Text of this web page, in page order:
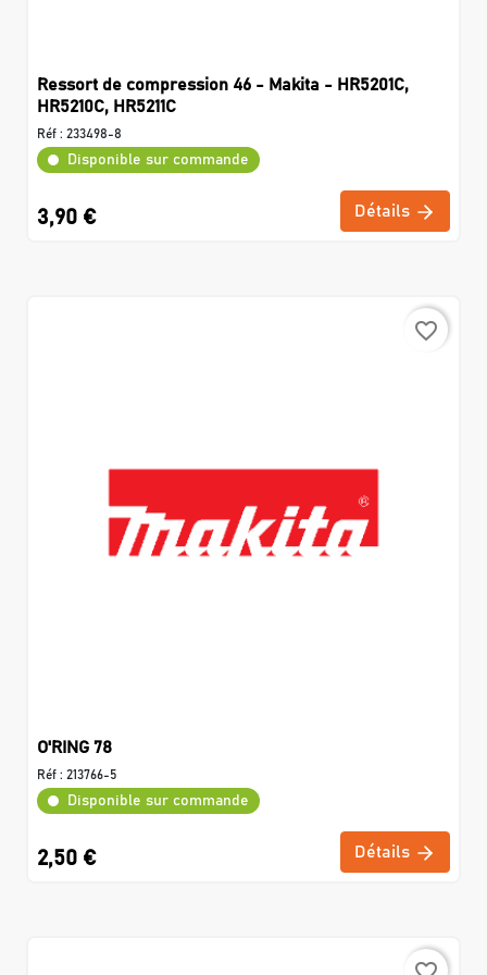
Ressort de compression 46 - Makita - HR5201C,
HR5210C, HR5211C
Réf : 233498-8
Disponible sur commande
3,90 € Détails
favorite_border
O'RING 78
Réf : 213766-5
Disponible sur commande
2,50 € Détails